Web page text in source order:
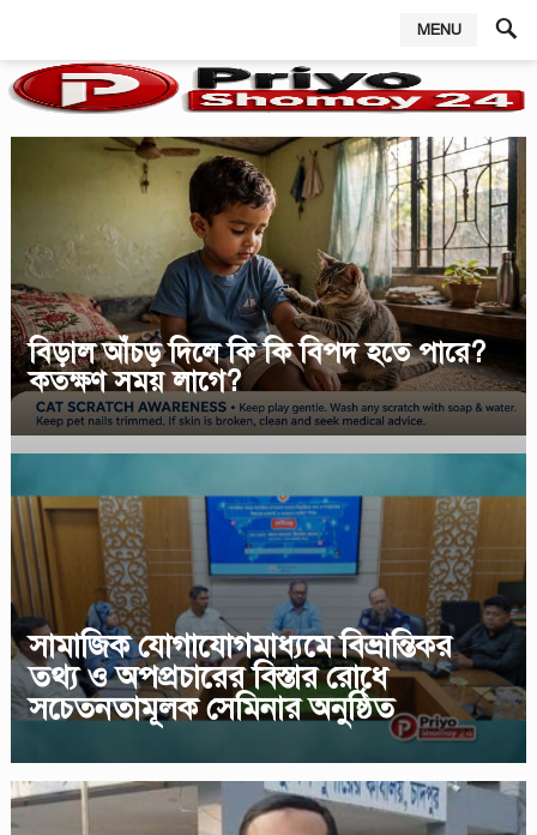
,
MENU
বিড়াল আঁচড় দিলে কি কি বিপদ হতে পারে?
কতক্ষণ সময় লাগে?
সামাজিক যোগাযোগমাধ্যমে বিভ্রান্তিকর
তথ্য ও অপপ্রচারের বিস্তার রোধে
সচেতনতামূলক সেমিনার অনুষ্ঠিত